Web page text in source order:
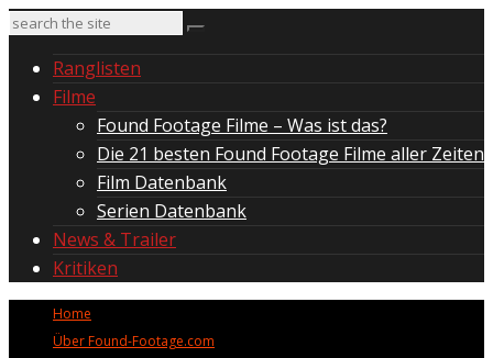
Ranglisten
Filme
Found Footage Filme – Was ist das?
Die 21 besten Found Footage Filme aller Zeiten
Film Datenbank
Serien Datenbank
News & Trailer
Kritiken
Home
Über Found-Footage.com